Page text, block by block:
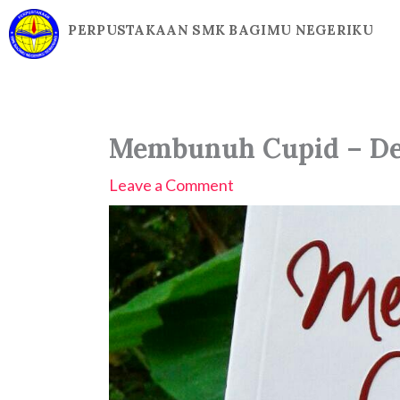
Skip
to
PERPUSTAKAAN SMK BAGIMU NEGERIKU
Membunuh Cupid –
Leave a Comment